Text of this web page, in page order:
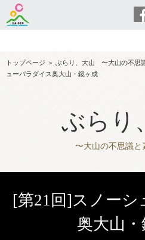
トップページ ＞ ぶらり、大山 〜大山の不思
ューパラダイス奥大山・鏡ヶ成
ぶらり
〜大山の不思議と
[第21回]スノーシ
奥大山